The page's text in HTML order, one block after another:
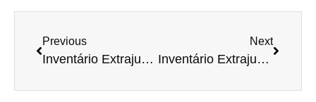
Previous
Inventário Extrajudicial: Procedimentos e Vantagens Legais
Next
Inventário Extrajudicial: Mitos e Verdades